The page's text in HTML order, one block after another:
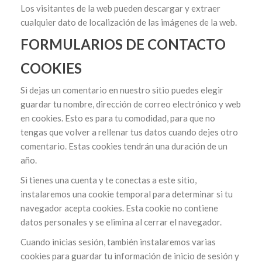
Los visitantes de la web pueden descargar y extraer
cualquier dato de localización de las imágenes de la web.
FORMULARIOS DE CONTACTO
COOKIES
Si dejas un comentario en nuestro sitio puedes elegir
guardar tu nombre, dirección de correo electrónico y web
en cookies. Esto es para tu comodidad, para que no
tengas que volver a rellenar tus datos cuando dejes otro
comentario. Estas cookies tendrán una duración de un
año.
Si tienes una cuenta y te conectas a este sitio,
instalaremos una cookie temporal para determinar si tu
navegador acepta cookies. Esta cookie no contiene
datos personales y se elimina al cerrar el navegador.
Cuando inicias sesión, también instalaremos varias
cookies para guardar tu información de inicio de sesión y